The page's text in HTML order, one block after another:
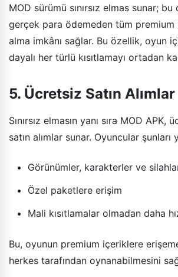
MOD sürümü sınırsız elmas sunar;
gerçek para ödemeden tüm premium
alma imkânı sağlar. Bu özellik, oyun
dayalı her türlü kısıtlamayı ortadan
5. Ücretsiz Satın Alımlar
Sınırsız elmasın yanı sıra MOD APK,
satın alımlar sunar. Oyuncular şunları
Görünümler, karakterler ve
Özel paketlere erişim
Mali kısıtlamalar olmadan daha
Bu, oyunun premium içeriklere
herkes tarafından oynanabilmesini